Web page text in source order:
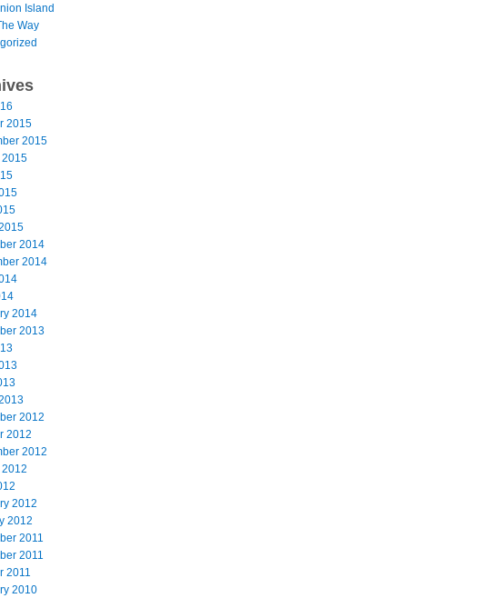
Island
Way
2015
2015
2015
2014
2014
2014
2013
2012
2012
2012
2012
2012
2011
2011
2011
2010